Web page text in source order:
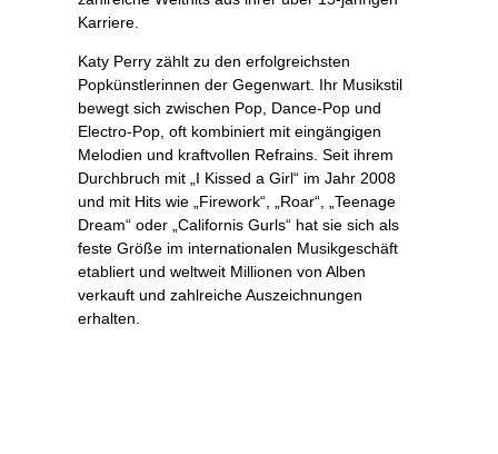
Karriere.
Katy Perry zählt zu den erfolgreichsten
Popkünstlerinnen der Gegenwart. Ihr Musikstil
bewegt sich zwischen Pop, Dance-Pop und
Electro-Pop, oft kombiniert mit eingängigen
Melodien und kraftvollen Refrains. Seit ihrem
Durchbruch mit „I Kissed a Girl“ im Jahr 2008
und mit Hits wie „Firework“, „Roar“, „Teenage
Dream“ oder „Californis Gurls“ hat sie sich als
feste Größe im internationalen Musikgeschäft
etabliert und weltweit Millionen von Alben
verkauft und zahlreiche Auszeichnungen
erhalten.